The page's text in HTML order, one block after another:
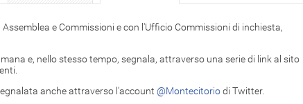
e Commissioni e con l'Ufficio Commissioni di inchiesta,
e, nello stesso tempo, segnala, attraverso una serie di link al sito
anche attraverso l'account @Montecitoriodi Twitter.